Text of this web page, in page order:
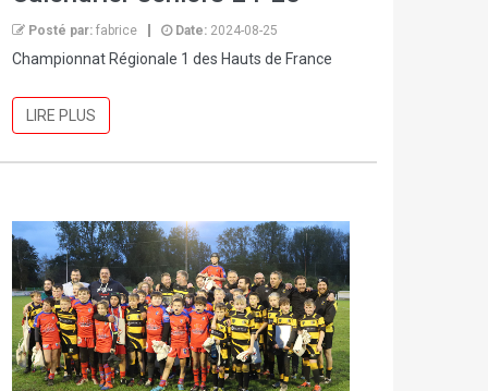
Posté par: fabrice Date: 2024-08-25
Championnat Régionale 1 des Hauts de France
LIRE PLUS